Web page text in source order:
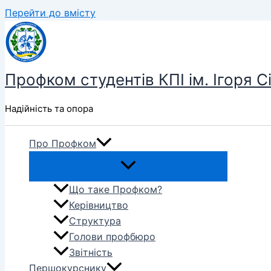
Перейти до вмісту
Профком студентів КПІ ім. Ігоря
Надійність та опора
Про Профком
Що таке Профком?
Керівництво
Структура
Голови профбюро
Звітність
Першокурснику